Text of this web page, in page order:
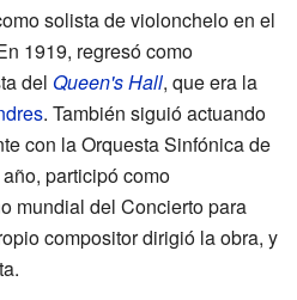
solista de violonchelo en el
1919, regresó como
del Queen's Hall, que era la
. También siguió actuando
con la Orquesta Sinfónica de
participó como
mundial del Concierto para
compositor dirigió la obra, y